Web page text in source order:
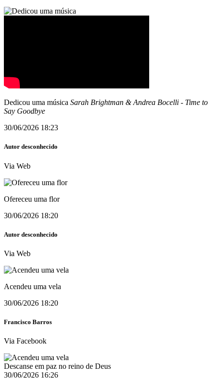
Dedicou uma música Sarah Brightman & Andrea Bocelli - Time to
Say Goodbye
30/06/2026 18:23
Autor desconhecido
Via Web
Ofereceu uma flor
30/06/2026 18:20
Autor desconhecido
Via Web
Acendeu uma vela
30/06/2026 18:20
Francisco Barros
Via Facebook
Descanse em paz no reino de Deus
30/06/2026 16:26